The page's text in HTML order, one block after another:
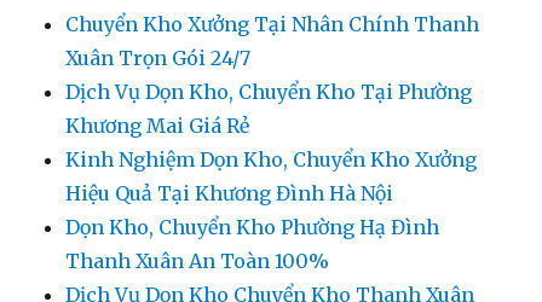
Chuyển Kho Xưởng Tại Nhân Chính Thanh
Xuân Trọn Gói 24/7
Dịch Vụ Dọn Kho, Chuyển Kho Tại Phường
Khương Mai Giá Rẻ
Kinh Nghiệm Dọn Kho, Chuyển Kho Xưởng
Hiệu Quả Tại Khương Đình Hà Nội
Dọn Kho, Chuyển Kho Phường Hạ Đình
Thanh Xuân An Toàn 100%
Dịch Vụ Dọn Kho Chuyển Kho Thanh Xuân